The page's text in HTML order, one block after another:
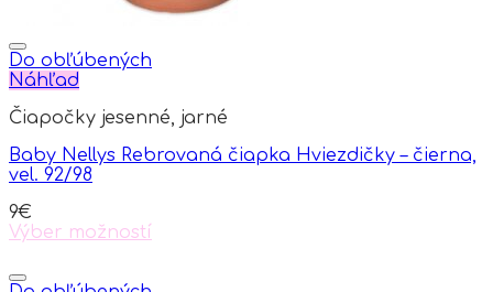
Do obľúbených
Náhľad
Čiapočky jesenné, jarné
Baby Nellys Rebrovaná čiapka Hviezdičky – čierna,
vel. 92/98
9€
Výber možností
product